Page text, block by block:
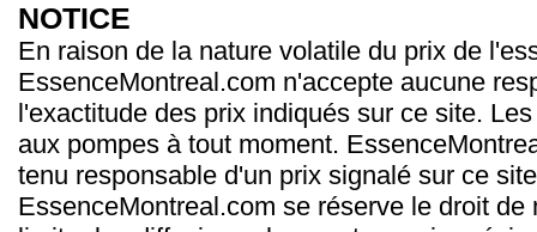
NOTICE
En raison de la nature volatile du prix de
EssenceMontreal.com n'accepte aucune
l'exactitude des prix indiqués sur ce site.
aux pompes à tout moment.
tenu responsable d'un prix signalé sur ce
EssenceMontreal.com se réserve le droit de